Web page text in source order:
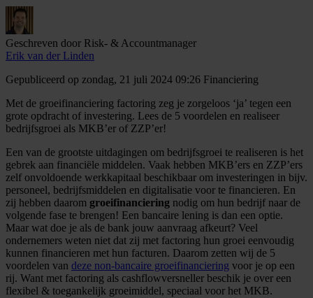
Geschreven door Risk- & Accountmanager
Erik van der Linden
Gepubliceerd op zondag, 21 juli 2024 09:26 Financiering
Met de groeifinanciering factoring zeg je zorgeloos ‘ja’ tegen een
grote opdracht of investering. Lees de 5 voordelen en realiseer
bedrijfsgroei als MKB’er of ZZP’er!
Een van de grootste uitdagingen om bedrijfsgroei te realiseren is het
gebrek aan financiële middelen. Vaak hebben MKB’ers en ZZP’ers
zelf onvoldoende werkkapitaal beschikbaar om investeringen in bijv.
personeel, bedrijfsmiddelen en digitalisatie voor te financieren. En
zij hebben daarom groeifinanciering nodig om hun bedrijf naar de
volgende fase te brengen! Een bancaire lening is dan een optie.
Maar wat doe je als de bank jouw aanvraag afkeurt? Veel
ondernemers weten niet dat zij met factoring hun groei eenvoudig
kunnen financieren met hun facturen. Daarom zetten wij de 5
voordelen van deze non-bancaire groeifinanciering voor je op een
rij. Want met factoring als cashflowversneller beschik je over een
flexibel & toegankelijk groeimiddel, speciaal voor het MKB.